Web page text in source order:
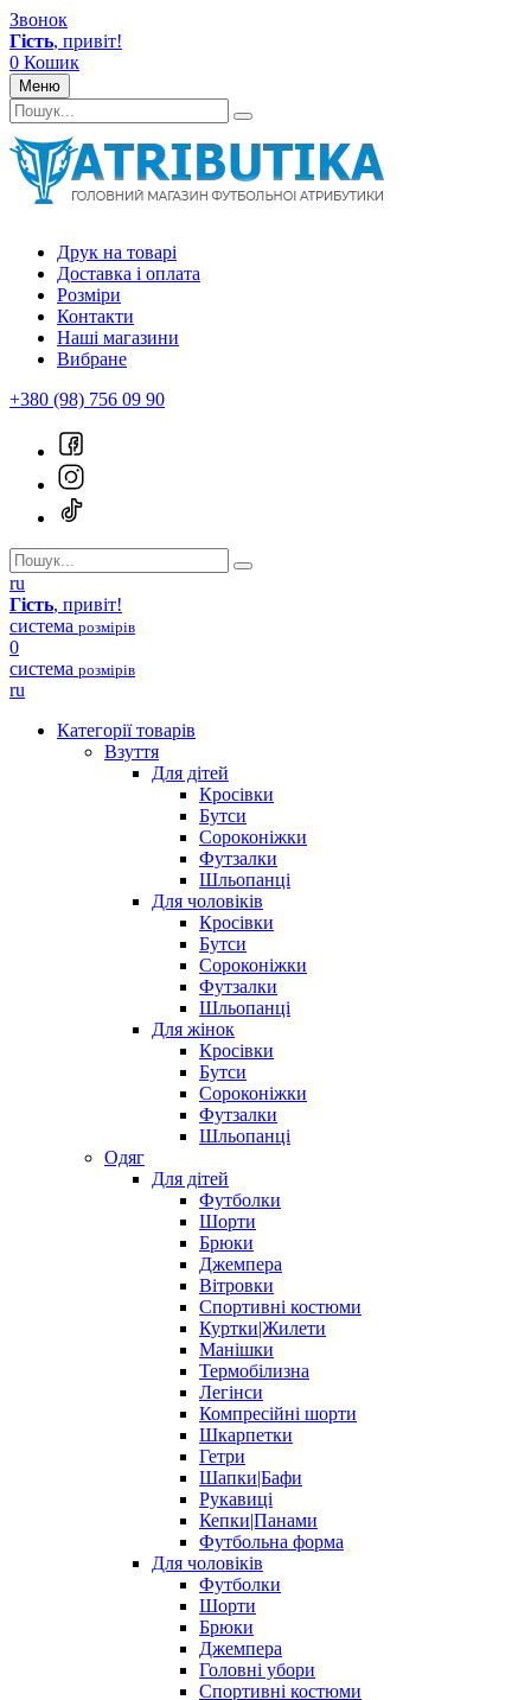
Звонок
Гість, привіт!
0 Кошик
Меню
Друк на товарі
Доставка і оплата
Розміри
Контакти
Наші магазини
Вибране
+380 (98) 756 09 90
ru
Гість, привіт!
система розмірів
0
система розмірів
ru
Категорії товарів
Взуття
Для дітей
Кросівки
Бутси
Сороконіжки
Футзалки
Шльопанці
Для чоловіків
Кросівки
Бутси
Сороконіжки
Футзалки
Шльопанці
Для жінок
Кросівки
Бутси
Сороконіжки
Футзалки
Шльопанці
Одяг
Для дітей
Футболки
Шорти
Брюки
Джемпера
Вітровки
Спортивні костюми
Куртки|Жилети
Манішки
Термобілизна
Легінси
Компресійні шорти
Шкарпетки
Гетри
Шапки|Бафи
Рукавиці
Кепки|Панами
Футбольна форма
Для чоловіків
Футболки
Шорти
Брюки
Джемпера
Головні убори
Спортивні костюми